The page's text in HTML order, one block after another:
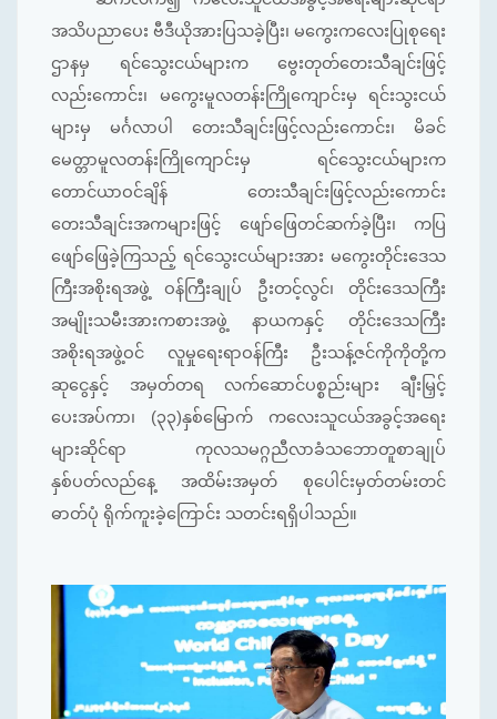
အသိပညာပေး ဗီဒီယိုအားပြသခဲ့ပြီး၊ မကွေးကလေးပြုစု‌ရေး
ဌာနမှ ရင်သွေးငယ်များက ဗွေးတုတ်တေးသီချင်းဖြင့်
လည်းကောင်း၊ မကွေးမူလတန်းကြိုကျောင်းမှ ရင်းသွးငယ်
များမှ မင်္ဂလာပါ တေးသီချင်းဖြင့်လည်းကောင်း၊ မိခင်
မေတ္တာမူလတန်းကြိုကျောင်းမှ ရင်သွေးငယ်များက
တောင်ယာဝင်ချိန် တေးသီချင်းဖြင့်လည်းကောင်း
တေးသီချင်းအကများဖြင့် ဖျော်ဖြေတင်ဆက်ခဲ့ပြီး၊ ကပြ
ဖျော်ဖြေခဲ့ကြသည့် ရင်သွေးငယ်များအား မကွေးတိုင်းဒေသ
ကြီးအစိုးရအဖွဲ့ ဝန်ကြီးချုပ် ဦးတင့်လွင်၊ တိုင်းဒေသကြီး
အမျိုးသမီးအားကစားအဖွဲ့ နာယကနှင့် တိုင်းဒေသကြီး
အစိုးရအဖွဲ့ဝင် လူမှုရေးရာဝန်ကြီး ဦးသန့်ဇင်ကိုကိုတို့က
ဆုငွေနှင့် အမှတ်တရ လက်ဆောင်ပစ္စည်းများ ချီးမြှင့်
ပေးအပ်ကာ၊ (၃၃)နှစ်မြောက် ကလေးသူငယ်အခွင့်အရေး
များဆိုင်ရာ ကုလသမဂ္ဂညီလာခံသဘောတူစာချုပ်
နှစ်ပတ်လည်နေ့ အထိမ်းအမှတ် စုပေါင်းမှတ်တမ်းတင်
ဓာတ်ပုံ ရိုက်ကူးခဲ့ကြောင်း သတင်းရရှိပါသည်။